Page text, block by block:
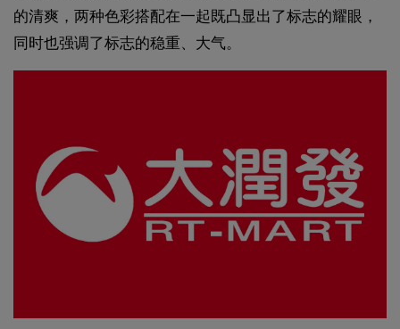
的清爽，两种色彩搭配在一起既凸显出了标志的耀眼，
同时也强调了标志的稳重、大气。